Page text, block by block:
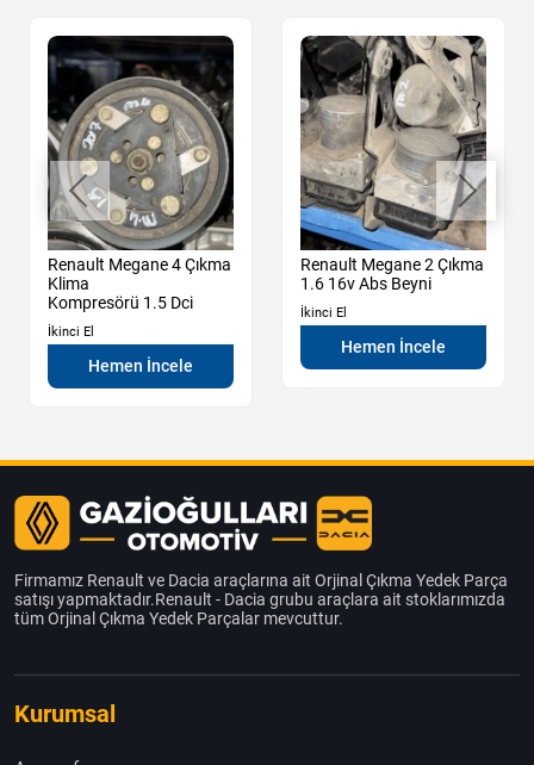
Renault Megane 4 Çıkma
Klima
Kompresörü 1.5 Dci
İkinci El
Hemen İncele
Renault Megane 2 Çıkma
1.6 16v Abs Beyni
İkinci El
Hemen İncele
Firmamız Renault ve Dacia araçlarına ait Orjinal Çıkma Yedek Parça
satışı yapmaktadır.Renault - Dacia grubu araçlara ait stoklarımızda
tüm Orjinal Çıkma Yedek Parçalar mevcuttur.
Kurumsal